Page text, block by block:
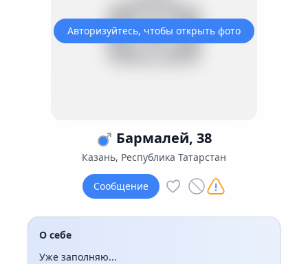
Авторизуйтесь, чтобы открыть фото
Бармалей, 38
Казань, Республика Татарстан
Сообщение
О себе
Уже заполняю...